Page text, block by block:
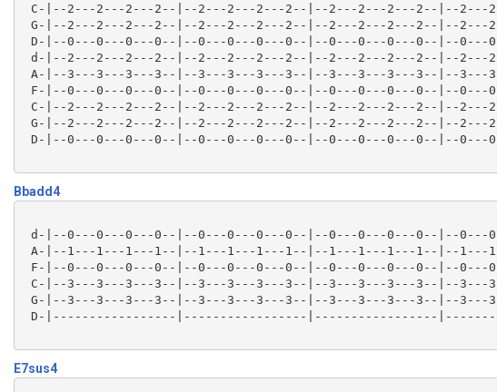
C-|--2---2---2---2--|--2---2---2---2--|--2---2---2---2--|--2---
G-|--2---2---2---2--|--2---2---2---2--|--2---2---2---2--|--2---
D-|--0---0---0---0--|--0---0---0---0--|--0---0---0---0--|--0---
d-|--2---2---2---2--|--2---2---2---2--|--2---2---2---2--|--2---
A-|--3---3---3---3--|--3---3---3---3--|--3---3---3---3--|--3---
F-|--0---0---0---0--|--0---0---0---0--|--0---0---0---0--|--0---
C-|--2---2---2---2--|--2---2---2---2--|--2---2---2---2--|--2---
G-|--2---2---2---2--|--2---2---2---2--|--2---2---2---2--|--2---
D-|--0---0---0---0--|--0---0---0---0--|--0---0---0---0--|--0---
Bbadd4
d-|--0---0---0---0--|--0---0---0---0--|--0---0---0---0--|--0---
A-|--1---1---1---1--|--1---1---1---1--|--1---1---1---1--|--1---
F-|--0---0---0---0--|--0---0---0---0--|--0---0---0---0--|--0---
C-|--3---3---3---3--|--3---3---3---3--|--3---3---3---3--|--3---
G-|--3---3---3---3--|--3---3---3---3--|--3---3---3---3--|--3---
D-|-----------------|-----------------|-----------------
E7sus4